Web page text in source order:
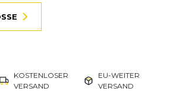
KOSTENLOSER
VERSAND
EU-WEITER
VERSAND